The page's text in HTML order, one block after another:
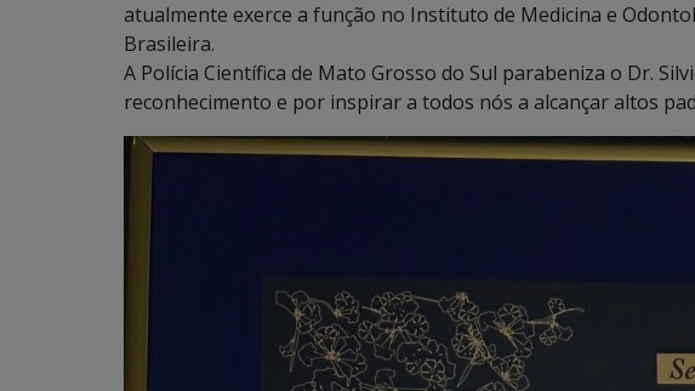
atualmente exerce a função no Instituto de Medicina e
Brasileira.
A Polícia Científica de Mato Grosso do Sul parabeniza o Dr.
reconhecimento e por inspirar a todos nós a alcançar altos